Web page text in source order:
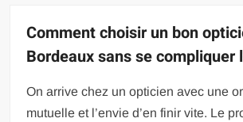
Comment choisir un bon
Bordeaux sans se compliquer
On arrive chez un opticien avec une
mutuelle et l’envie d’en finir vite. Le